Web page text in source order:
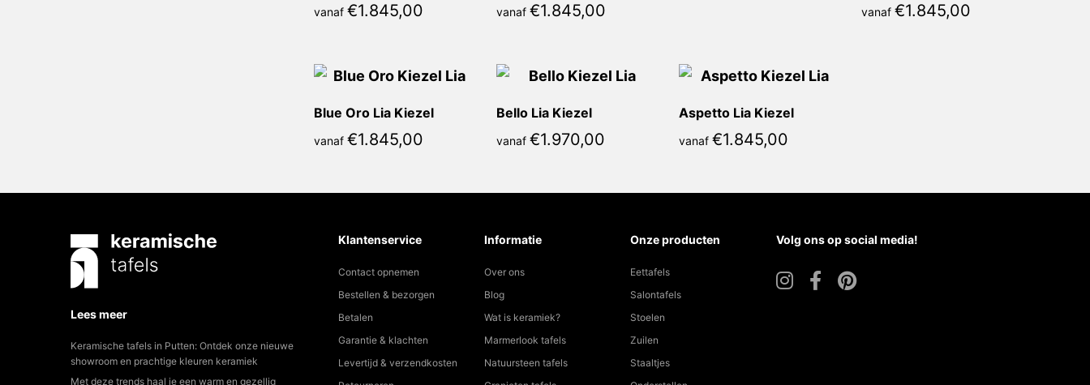
vanaf €1.845,00 vanaf €1.845,00 vanaf €1.845,00
Blue Oro Lia Kiezel
vanaf €1.845,00
Bello Lia Kiezel
vanaf €1.970,00
Aspetto Lia Kiezel
vanaf €1.845,00
Lees meer
Keramische tafels in Putten: Ontdek onze nieuwe
showroom en prachtige kleuren keramiek
Met deze trends haal je een warm en gezellig
Klantenservice
Contact opnemen
Bestellen & bezorgen
Betalen
Garantie & klachten
Levertijd & verzendkosten
Informatie
Over ons
Blog
Wat is keramiek?
Marmerlook tafels
Natuursteen tafels
Onze producten
Eettafels
Salontafels
Stoelen
Zuilen
Staaltjes
Volg ons op social media!